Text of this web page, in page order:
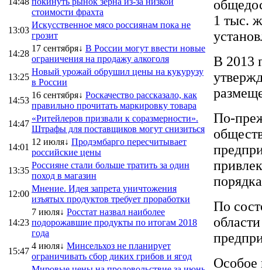
стоимости фрахта
13:03
Искусственное мясо россиянам пока не
грозит
14:28
17 сентября↓ В России могут ввести новые
ограничения на продажу алкоголя
13:25
Новый урожай обрушил цены на кукурузу
в России
14:53
16 сентября↓ Роскачество рассказало, как
правильно прочитать маркировку товара
14:47
«Ритейлеров призвали к соразмерности».
Штрафы для поставщиков могут снизиться
14:01
12 июля↓ Продэмбарго пересчитывает
российские цены
13:35
Россияне стали больше тратить за один
поход в магазин
12:00
Мнение. Идея запрета уничтожения
изъятых продуктов требует проработки
14:23
7 июля↓ Росстат назвал наиболее
подорожавшие продукты по итогам 2018
года
15:47
4 июля↓ Минсельхоз не планирует
ограничивать сбор диких грибов и ягод
1 тыс.
В 2013
По-
По
Особое